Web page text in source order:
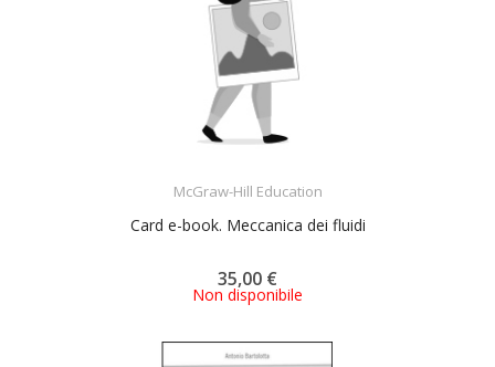
McGraw-Hill Education
Card e-book. Meccanica dei fluidi
35,00 €
Non disponibile